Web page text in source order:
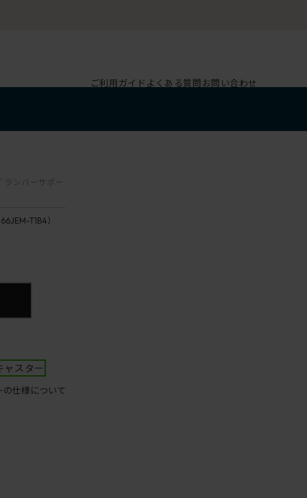
ご利用ガイド よくある質問お問い合わせ
ンバーサポー
T1B4）
ャスター
の仕様について